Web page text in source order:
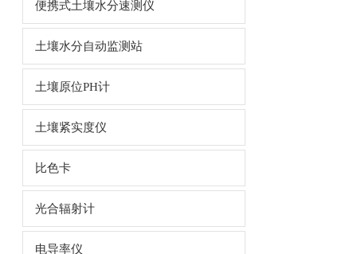
便携式土壤水分速测仪
土壤水分自动监测站
土壤原位PH计
土壤紧实度仪
比色卡
光合辐射计
电导率仪